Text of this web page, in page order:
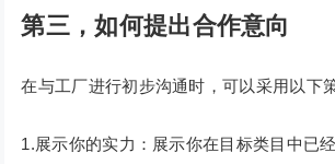
第三，如何提出合作意向
在与工厂进行初步沟通时，可以采用以下
1.展示你的实力：展示你在目标类目中已